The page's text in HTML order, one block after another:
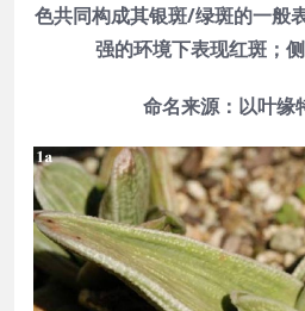
色共同构成其银斑/绿斑的一般
强的环境下表现红斑；侧
命名来源：以叶缘